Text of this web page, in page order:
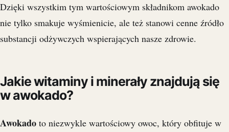
Dzięki wszystkim tym wartościowym składnikom awokado
nie tylko smakuje wyśmienicie, ale też stanowi cenne źródło
substancji odżywczych wspierających nasze zdrowie.
Jakie witaminy i minerały znajdują się
w awokado?
Awokado to niezwykle wartościowy owoc, który obfituje w